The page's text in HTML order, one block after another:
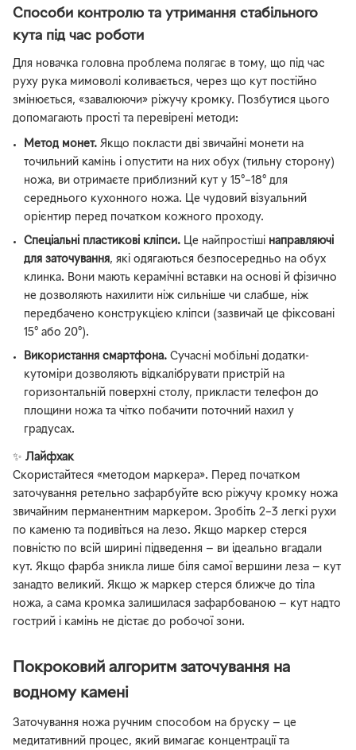
Способи контролю та утримання стабільного
кута під час роботи
Для новачка головна проблема полягає в тому, що під час
руху рука мимоволі коливається, через що кут постійно
змінюється, «завалюючи» ріжучу кромку. Позбутися цього
допомагають прості та перевірені методи:
Метод монет. Якщо покласти дві звичайні монети на
точильний камінь і опустити на них обух (тильну сторону)
ножа, ви отримаєте приблизний кут у 15°–18° для
середнього кухонного ножа. Це чудовий візуальний
орієнтир перед початком кожного проходу.
Спеціальні пластикові кліпси. Це найпростіші
направляючі
для заточування , які одягаються безпосередньо на обух
клинка. Вони мають керамічні вставки на основі й фізично
не дозволяють нахилити ніж сильніше чи слабше, ніж
передбачено конструкцією кліпси (зазвичай це фіксовані
15° або 20°).
Використання смартфона. Сучасні мобільні додатки-
кутоміри дозволяють відкалібрувати пристрій на
горизонтальній поверхні столу, прикласти телефон до
площини ножа та чітко побачити поточний нахил у
градусах.
✨ Лайфхак
Скористайтеся «методом маркера». Перед початком
заточування ретельно зафарбуйте всю ріжучу кромку ножа
звичайним перманентним маркером. Зробіть 2–3 легкі рухи
по каменю та подивіться на лезо. Якщо маркер стерся
повністю по всій ширині підведення — ви ідеально вгадали
кут. Якщо фарба зникла лише біля самої вершини леза — кут
занадто великий. Якщо ж маркер стерся ближче до тіла
ножа, а сама кромка залишилася зафарбованою — кут надто
гострий і камінь не дістає до робочої зони.
Покроковий алгоритм заточування на
водному камені
Заточування ножа ручним способом на бруску — це
медитативний процес, який вимагає концентрації та